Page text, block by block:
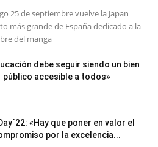
25 de septiembre vuelve la Japan
más grande de España dedicado a la
del manga
debe seguir siendo un bien
público accesible a todos»
«Hay que poner en valor el
por la excelencia...